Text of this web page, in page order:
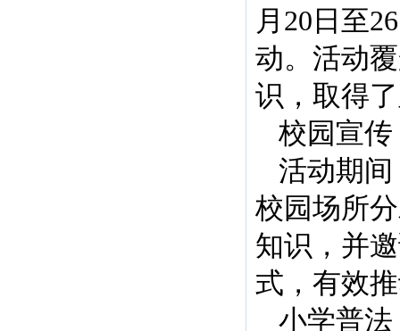
月20日至
动。活动
识，取得
校园宣
活动期
校园场所
知识，并
式，有效
小学普